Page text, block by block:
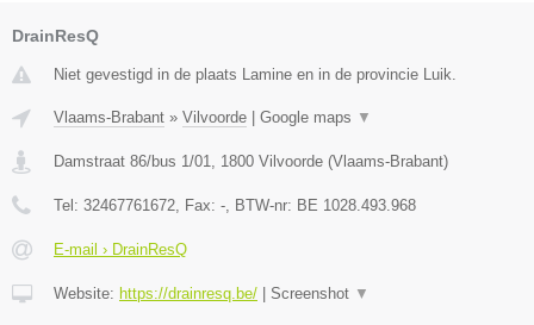
DrainResQ
Niet gevestigd in de plaats Lamine en in de provincie Luik.
Vlaams-Brabant » Vilvoorde | Google maps ▼
Damstraat 86/bus 1/01 1800 Vilvoorde (Vlaams-Brabant)
Tel: 32467761672 , Fax: - , BTW-nr: BE 1028.493.968
E-mail › DrainResQ
Website: https://drainresq.be/ | Screenshot ▼